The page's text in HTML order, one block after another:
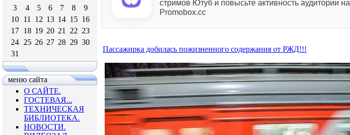
3
4 5 6 7 8
9
10 11 12 13 14 15 16
17 18 19 20 21 22 23
24 25 26 27 28 29 30
31
меню сайта
О САЙТЕ.
ГОСТЕВАЯ...
ТЕХНИЧЕСКАЯ
БИБЛИОТЕКА.
НОВОСТИ.
стримов Ютуб и повысьте активность аудитории на
Promobox.сс
Пассажирка добилась пожизненного содержания от РЖД!!!